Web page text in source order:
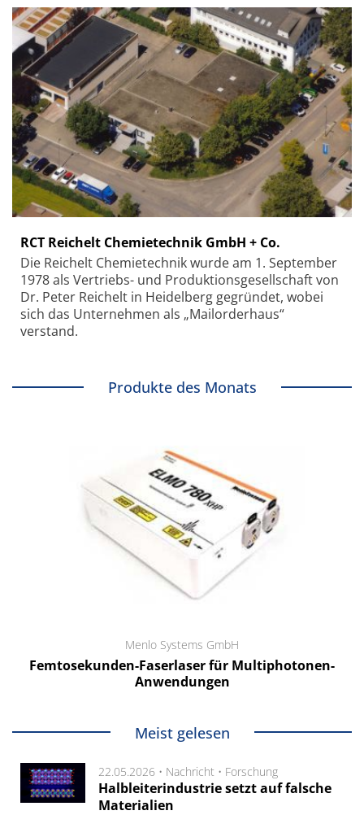
RCT Reichelt Chemietechnik GmbH + Co.
Die Reichelt Chemietechnik wurde am 1. September
1978 als Vertriebs- und Produktionsgesellschaft von
Dr. Peter Reichelt in Heidelberg gegründet, wobei
sich das Unternehmen als „Mailorderhaus“
verstand.
Produkte des Monats
Menlo Systems GmbH
Femtosekunden-Faserlaser für Multiphotonen-
Anwendungen
Meist gelesen
22.05.2026 • Nachricht • Forschung
Halbleiterindustrie setzt auf falsche
Materialien